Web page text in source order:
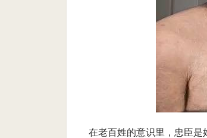
在老百姓的意识里，忠臣是